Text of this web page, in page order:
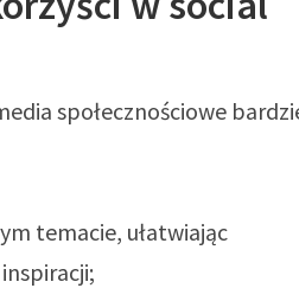
społecznościowe
temacie, ułatwiając